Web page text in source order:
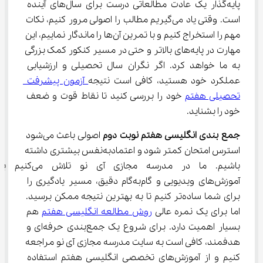
پایه‌گذار یک عادت مطالعاتی درست برای سال‌های آینده
است. وقتی یاد می‌گیریم مطالب را اصولی مرور کنیم، نکات
مهم را استخراج کنیم و با تمرین آن‌ها را ماندگار نماییم، این
مهارت در پایه‌های بالاتر و حتی در مسیر کنکور کمک بزرگی
به ما خواهد کرد. اگر نگران سال تحصیلی و ارزشیابی
عملکرد خود هستید، کافی است نتیجه آزمون پیشرفت
تحصیلی هفتم خود را بررسی کنید تا نقاط قوت و ضعف
خود را بشناید.
جمع بندی انگلیسی هفتم نوبت دوم
اصولی باعث می‌شود
استرس امتحان کمتر شود و اعتمادبه‌نفس بیشتری داشته
باشیم. ما در مدرسه مجازی آی ‌نو تلاش
آموزش‌های ویدیویی و گام‌به‌گام دقیق، مسیر یادگیری را
برای شما ساده‌تر کنیم تا به بهترین نتیجه ممکن برسید.
اما برای یک نمره عالی روش مطالعه انگلیسی هفتم هم
بسیار اهمیت دارد. برای شروع یک جمع‌بندی حرفه‌ای و
هدفمند، کافی است به سایت مدرسه مجازی آی ‌نو مراجعه
کنیم و از آموزش‌های تخصصی انگلیسی هفتم استفاده